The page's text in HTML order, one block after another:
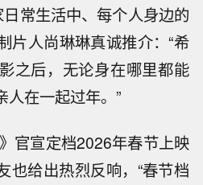
日常生活中、每个人身边的
片人尚琳琳真诚推介：“希
之后，无论身在哪里都能
人在一起过年。”
官宣定档2026年春节上映
也给出热烈反响，“春节档